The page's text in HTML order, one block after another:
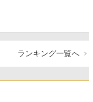
ランキング一覧へ